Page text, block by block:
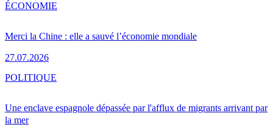
Merci la Chine : elle a sauvé l’économie mondiale
27.07.2026
ÉCONOMIE
Une enclave espagnole dépassée par l'afflux de migrants arrivant par
la mer
POLITIQUE